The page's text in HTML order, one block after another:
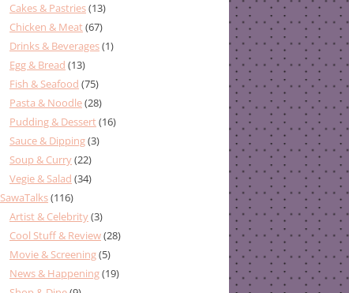
Cakes & Pastries(13)
Chicken & Meat(67)
Drinks & Beverages(1)
Egg & Bread (13)
Fish & Seafood (75)
Pasta & Noodle(28)
Pudding & Dessert(16)
Sauce & Dipping(3)
Soup & Curry(22)
Vegie & Salad (34)
SawaTalks(116)
Artist & Celebrity(3)
Cool Stuff & Review(28)
Movie & Screening(5)
News & Happening(19)